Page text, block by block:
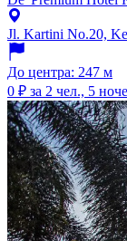
Jl. Kartini No.20,
До центра: 247 м
0 ₽ за 2 чел., 5